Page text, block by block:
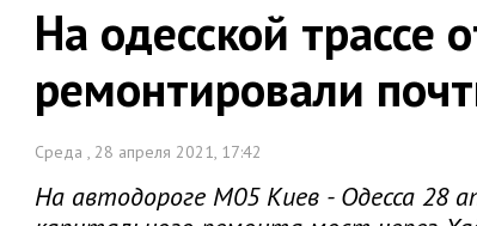
На одесской трассе
ремонтировали
Среда , 28 апреля 2021, 17:42
На автодороге М05 Киев - Одесса 28